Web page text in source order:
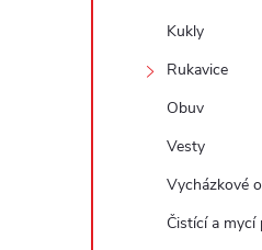
Kukly
Rukavice
Obuv
Vesty
Vycházkové
Čistící a